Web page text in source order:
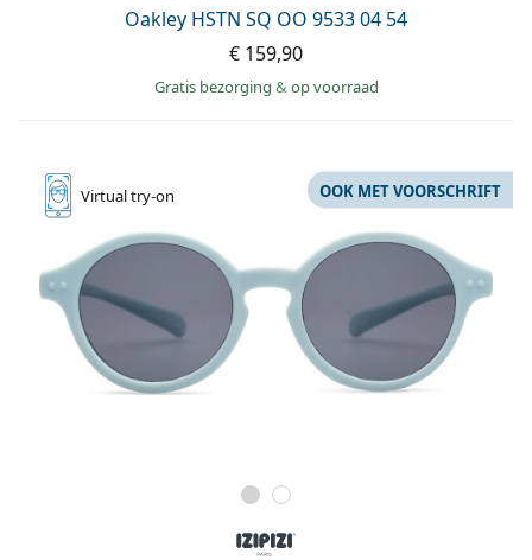
Oakley HSTN SQ OO 9533 04 54
€ 159,90
Gratis bezorging & op voorraad
Virtualtry-on OOK MET VOORSCHRIFT